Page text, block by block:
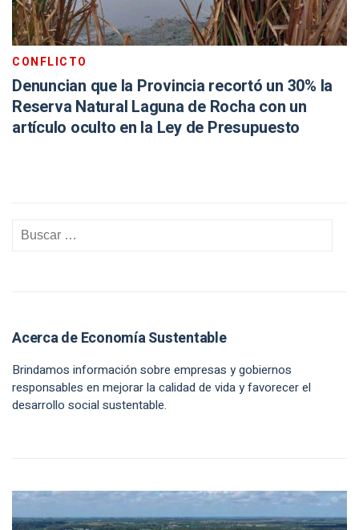
CONFLICTO
Denuncian que la Provincia recortó un 30% la
Reserva Natural Laguna de Rocha con un
artículo oculto en la Ley de Presupuesto
Acerca de Economía Sustentable
Brindamos información sobre empresas y gobiernos
responsables en mejorar la calidad de vida y favorecer el
desarrollo social sustentable.